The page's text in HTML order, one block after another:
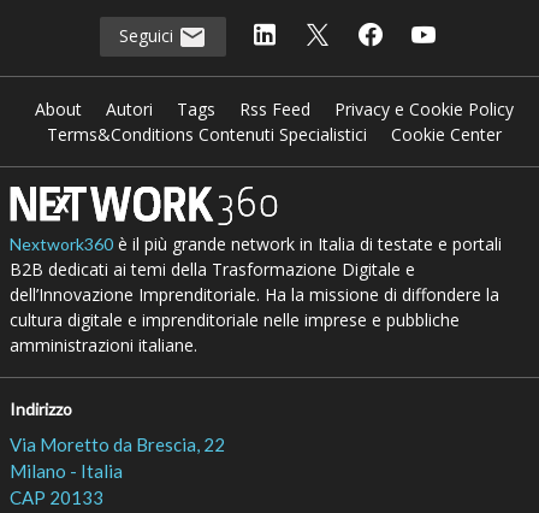
Seguici
About Autori Tags Rss Feed
Privacy e Cookie Policy
Terms&Conditions Contenuti Specialistici
Cookie Center
Nextwork360è il più grande network in Italia di testate e portali
B2B dedicati ai temi della Trasformazione Digitale e
dell’Innovazione Imprenditoriale. Ha la missione di diffondere la
cultura digitale e imprenditoriale nelle imprese e pubbliche
amministrazioni italiane.
Indirizzo
Via Moretto da Brescia, 22
Milano - Italia
CAP 20133